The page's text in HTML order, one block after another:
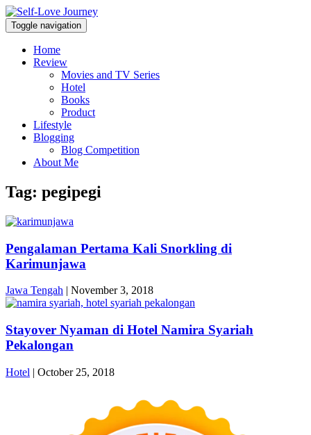
Skip
to
content
Open
Sidebar
Self-Love Journey
Self Love Journey
Toggle navigation
Home
Review
Movies and TV Series
Hotel
Books
Product
Lifestyle
Blogging
Blog Competition
About Me
Tag: pegipegi
Pengalaman Pertama Kali Snorkling di
Karimunjawa
Jawa Tengah | November 3, 2018
Stayover Nyaman di Hotel Namira Syariah
Pekalongan
Hotel | October 25, 2018